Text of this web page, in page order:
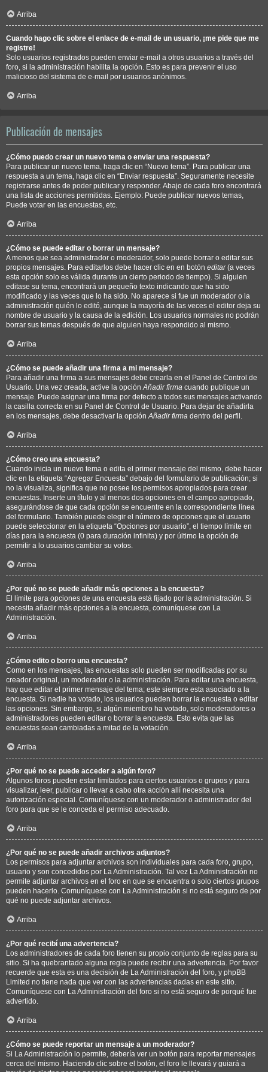
Arriba
Cuando hago clic sobre el enlace de e-mail de un usuario, ¡me pide que me
registre!
Solo usuarios registrados pueden enviar e-mail a otros usuarios a través del
foro, si la administración habilita la opción. Esto es para prevenir el uso
malicioso del sistema de e-mail por usuarios anónimos.
Arriba
Publicación de mensajes
¿Cómo puedo crear un nuevo tema o enviar una respuesta?
Para publicar un nuevo tema, haga clic en “Nuevo tema”. Para publicar una
respuesta a un tema, haga clic en “Enviar respuesta”. Seguramente necesite
registrarse antes de poder publicar y responder. Abajo de cada foro encontrará
una lista de acciones permitidas. Ejemplo: Puede publicar nuevos temas,
Puede votar en las encuestas, etc.
Arriba
¿Cómo se puede editar o borrar un mensaje?
A menos que sea administrador o moderador, solo puede borrar o editar sus
propios mensajes. Para editarlos debe hacer clic en en botón editar(a veces
esta opción solo es válida durante un cierto periodo de tiempo). Si alguien
editase su tema, encontrará un pequeño texto indicando que ha sido
modificado y las veces que lo ha sido. No aparece si fue un moderador o la
administración quién lo editó, aunque la mayoría de las veces el editor deja su
nombre de usuario y la causa de la edición. Los usuarios normales no podrán
borrar sus temas después de que alguien haya respondido al mismo.
Arriba
¿Cómo se puede añadir una firma a mi mensaje?
Para añadir una firma a sus mensajes debe crearla en el Panel de Control de
Usuario. Una vez creada, active la opción Añadir firma cuando publique un
mensaje. Puede asignar una firma por defecto a todos sus mensajes activando
la casilla correcta en su Panel de Control de Usuario. Para dejar de añadirla
en los mensajes, debe desactivar la opción Añadir firma dentro del perfil.
Arriba
¿Cómo creo una encuesta?
Cuando inicia un nuevo tema o edita el primer mensaje del mismo, debe hacer
clic en la etiqueta “Agregar Encuesta” debajo del formulario de publicación; si
no la visualiza, significa que no posee los permisos apropiados para crear
encuestas. Inserte un título y al menos dos opciones en el campo apropiado,
asegurándose de que cada opción se encuentre en la correspondiente línea
del formulario. También puede elegir el número de opciones que el usuario
puede seleccionar en la etiqueta “Opciones por usuario”, el tiempo límite en
días para la encuesta (0 para duración infinita) y por último la opción de
permitir a lo usuarios cambiar su votos.
Arriba
¿Por qué no se puede añadir más opciones a la encuesta?
El límite para opciones de una encuesta está fijado por la administración. Si
necesita añadir más opciones a la encuesta, comuníquese con La
Administración.
Arriba
¿Cómo edito o borro una encuesta?
Como en los mensajes, las encuestas solo pueden ser modificadas por su
creador original, un moderador o la administración. Para editar una encuesta,
hay que editar el primer mensaje del tema; este siempre esta asociado a la
encuesta. Si nadie ha votado, los usuarios pueden borrar la encuesta o editar
las opciones. Sin embargo, si algún miembro ha votado, solo moderadores o
administradores pueden editar o borrar la encuesta. Esto evita que las
encuestas sean cambiadas a mitad de la votación.
Arriba
¿Por qué no se puede acceder a algún foro?
Algunos foros pueden estar limitados para ciertos usuarios o grupos y para
visualizar, leer, publicar o llevar a cabo otra acción allí necesita una
autorización especial. Comuníquese con un moderador o administrador del
foro para que se le conceda el permiso adecuado.
Arriba
¿Por qué no se puede añadir archivos adjuntos?
Los permisos para adjuntar archivos son individuales para cada foro, grupo,
usuario y son concedidos por La Administración. Tal vez La Administración no
permite adjuntar archivos en el foro en que se encuentra o solo ciertos grupos
pueden hacerlo. Comuníquese con La Administración si no está seguro de por
qué no puede adjuntar archivos.
Arriba
¿Por qué recibí una advertencia?
Los administradores de cada foro tienen su propio conjunto de reglas para su
sitio. Si ha quebrantado alguna regla puede recibir una advertencia. Por favor
recuerde que esta es una decisión de La Administración del foro, y phpBB
Limited no tiene nada que ver con las advertencias dadas en este sitio.
Comuníquese con La Administración del foro si no está seguro de porqué fue
advertido.
Arriba
¿Cómo se puede reportar un mensaje a un moderador?
Si La Administración lo permite, debería ver un botón para reportar mensajes
cerca del mismo. Haciendo clic sobre el botón, el foro le llevará y guiará a